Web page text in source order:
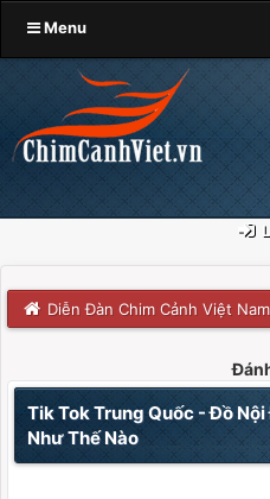
Menu
Diễn Đàn Chim Cảnh Việt Nam
Tik Tok Trung Quốc - Đồ
Như Thế Nào